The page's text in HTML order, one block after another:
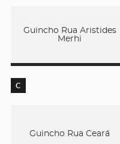
Guincho Rua Aristides
Merhi
C
Guincho Rua Ceará